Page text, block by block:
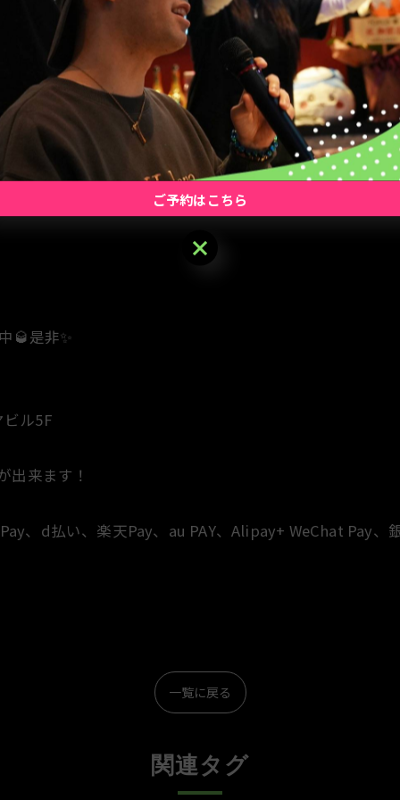
🥃是非✨
ル5F
出来ます！
、d払い、楽天Pay、au PAY、Alipay+ WeChat Pay
一覧に戻る
関連タグ
ご予約はこちら
ご予約はこちら